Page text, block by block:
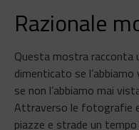
Razionale
Questa mostra racconta
dimenticato se
se non l’abbiamo mai
Attraverso le fotografie
piazze e strade un